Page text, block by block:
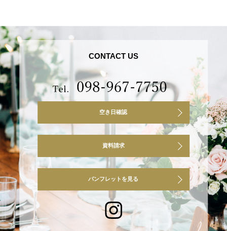
CONTACT US
空き日確認
資料請求
パンフレットを見る